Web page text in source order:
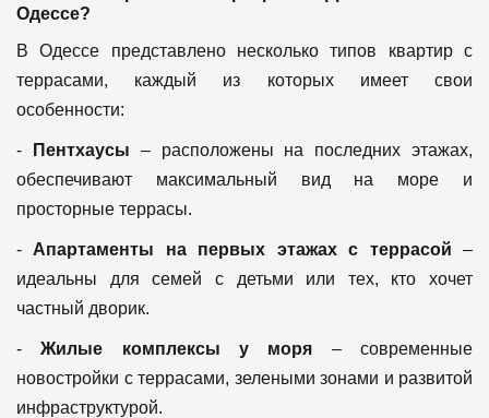
Одессе?
В Одессе представлено несколько типов квартир с
террасами, каждый из которых имеет свои
особенности:
- Пентхаусы – расположены на последних этажах,
обеспечивают максимальный вид на море и
просторные террасы.
- Апартаменты на первых этажах с террасой –
идеальны для семей с детьми или тех, кто хочет
частный дворик.
-Жилые комплексы у моря – современные
новостройки с террасами, зелеными зонами и развитой
инфраструктурой.